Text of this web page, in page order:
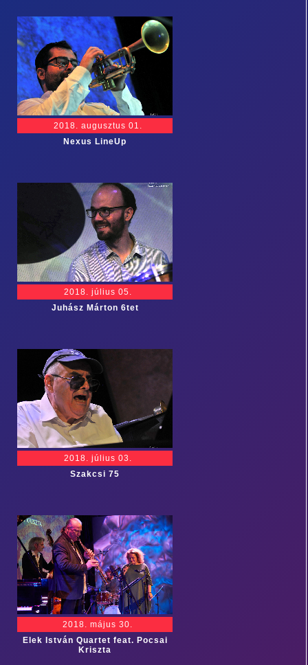
2018. augusztus 01.
Nexus LineUp
2018. július 05.
Juhász Márton 6tet
2018. július 03.
Szakcsi 75
2018. május 30.
Elek István Quartet feat. Pocsai
Kriszta